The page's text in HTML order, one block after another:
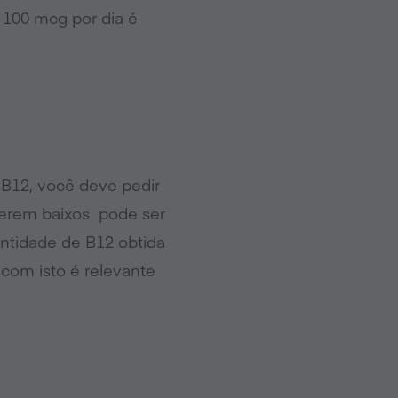
mcg por dia é
você deve pedir
baixos pode ser
de B12 obtida
isto é relevante